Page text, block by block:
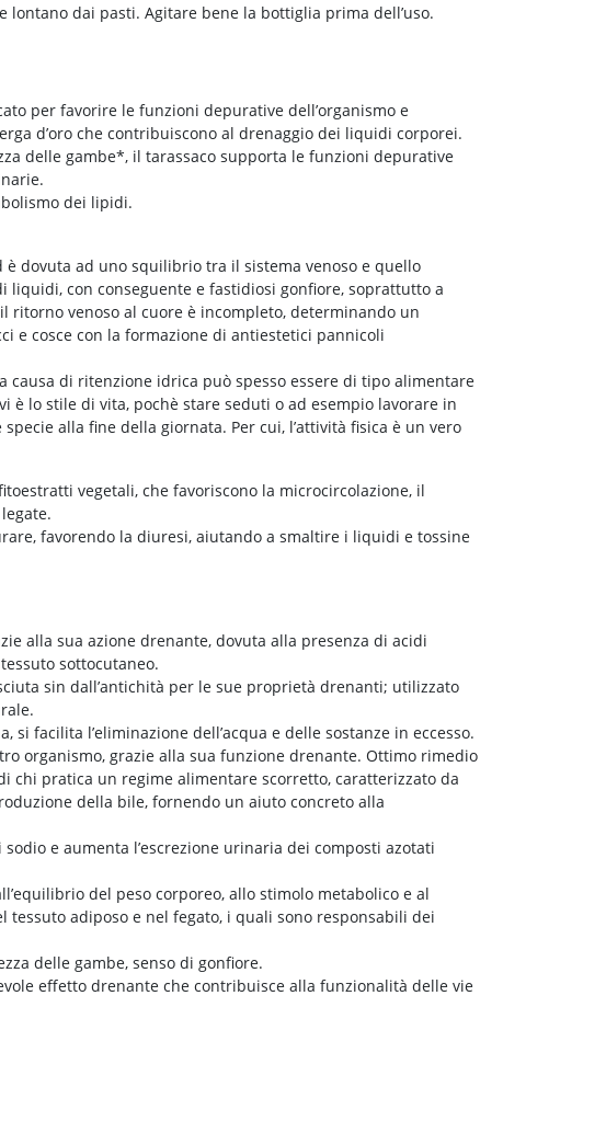
dai pasti. Agitare bene la bottiglia prima dell’uso.
per favorire le funzioni depurative dell’organismo e
d’oro che contribuiscono al drenaggio dei liquidi corporei.
delle gambe*, il tarassaco supporta le funzioni depurative
dei lipidi.
dovuta ad uno squilibrio tra il sistema venoso e quello
con conseguente e fastidiosi gonfiore, soprattutto a
ritorno venoso al cuore è incompleto, determinando un
e cosce con la formazione di antiestetici pannicoli
causa di ritenzione idrica può spesso essere di tipo alimentare
lo stile di vita, pochè stare seduti o ad esempio lavorare in
alla fine della giornata. Per cui, l’attività fisica è un vero
vegetali, che favoriscono la microcircolazione, il
favorendo la diuresi, aiutando a smaltire i liquidi e tossine
alla sua azione drenante, dovuta alla presenza di acidi
sottocutaneo.
sin dall’antichità per le sue proprietà drenanti; utilizzato
facilita l’eliminazione dell’acqua e delle sostanze in eccesso.
organismo, grazie alla sua funzione drenante. Ottimo rimedio
pratica un regime alimentare scorretto, caratterizzato da
della bile, fornendo un aiuto concreto alla
e aumenta l’escrezione urinaria dei composti azotati
del peso corporeo, allo stimolo metabolico e al
adiposo e nel fegato, i quali sono responsabili dei
delle gambe, senso di gonfiore.
effetto drenante che contribuisce alla funzionalità delle vie